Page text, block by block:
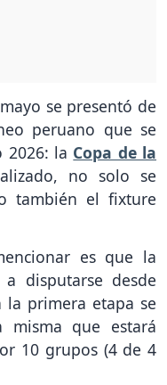
se presentó de
peruano que se
2026: la Copa de la
no solo se
también el fixture
es que la
disputarse desde
primera etapa se
que estará
10 grupos (4 de 4